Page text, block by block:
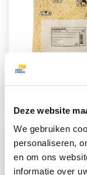
Deze website
We gebruiken
personaliseren,
en om ons
informatie over